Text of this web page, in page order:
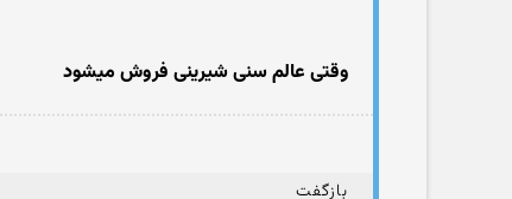
وقتی عالم سنی شیرینی فروش میشود
بازگفت